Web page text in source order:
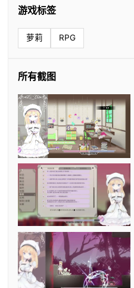
游戏标签
萝莉 RPG
所有截图